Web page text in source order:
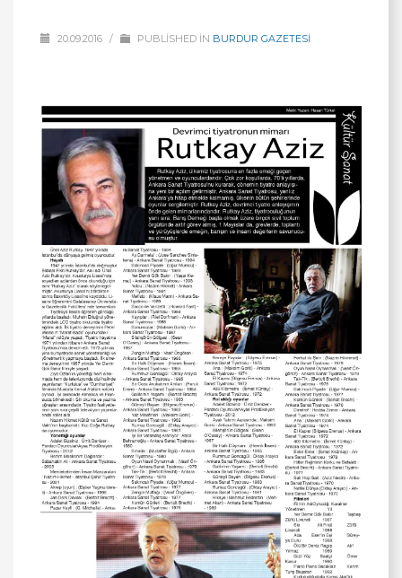
20.09.2016 / PUBLISHED IN BURDUR GAZETESİ